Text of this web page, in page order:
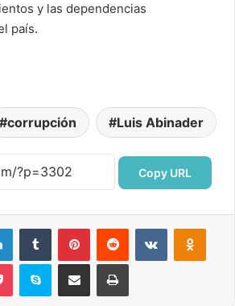
y las dependencias
país.
corrupción Luis Abinader
Copy URL
LinkedInTumblr PinterestReddit VKontakte
Pocket Skype Compartir por correo electrónicoImprimir